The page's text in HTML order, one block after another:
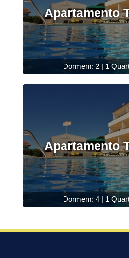
Apartamento
Dormem: 2 | 1
Apartamento
Dormem: 4 | 1